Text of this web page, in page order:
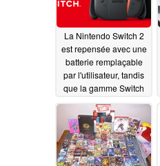
La Nintendo Switch 2
est repensée avec une
batterie remplaçable
par l'utilisateur, tandis
que la gamme Switch
en Europe07/07/2026